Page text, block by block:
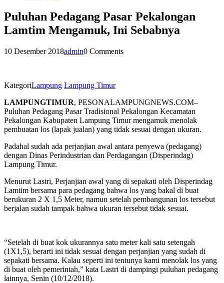
Puluhan Pedagang Pasar Pekalongan
Lamtim Mengamuk, Ini Sebabnya
10 Desember 2018admin0 Comments
KategoriLampung Lampung Timur
LAMPUNGTIMUR, PESONALAMPUNGNEWS.COM–
Puluhan Pedagang Pasar Tradisional Pekalongan Kecamatan
Pekalongan Kabupaten Lampung Timur mengamuk menolak
pembuatan los (lapak jualan) yang tidak sesuai dengan ukuran.
Padahal sudah ada perjanjian awal antara penyewa (pedagang)
dengan Dinas Perindustrian dan Perdagangan (Disperindag)
Lampung Timur.
Menurut Lastri, Perjanjian awal yang di sepakati oleh Disperindag
Lamtim bersama para pedagang bahwa los yang bakal di buat
berukuran 2 X 1,5 Meter, namun setelah pembangunan los tersebut
berjalan sudah tampak bahwa ukuran tersebut tidak sesuai.
“Setelah di buat kok ukurannya satu meter kali satu setengah
(1X1,5), berarti ini tidak sesuai dengan perjanjian yang sudah di
sepakati bersama. Kalau seperti ini tentunya kami menolak los yang
di buat oleh pemerintah,” kata Lastri di dampingi puluhan pedagang
lainnya, Senin (10/12/2018).